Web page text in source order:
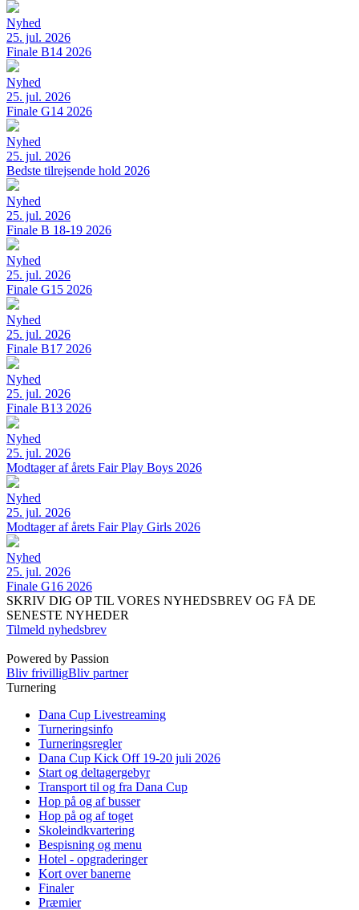
Nyhed
25. jul. 2026
Finale B14 2026
Nyhed
25. jul. 2026
Finale G14 2026
Nyhed
25. jul. 2026
Bedste tilrejsende hold 2026
Nyhed
25. jul. 2026
Finale B 18-19 2026
Nyhed
25. jul. 2026
Finale G15 2026
Nyhed
25. jul. 2026
Finale B17 2026
Nyhed
25. jul. 2026
Finale B13 2026
Nyhed
25. jul. 2026
Modtager af årets Fair Play Boys 2026
Nyhed
25. jul. 2026
Modtager af årets Fair Play Girls 2026
Nyhed
25. jul. 2026
Finale G16 2026
SKRIV DIG OP TIL VORES NYHEDSBREV OG FÅ DE
SENESTE NYHEDER
Tilmeld nyhedsbrev
Powered by Passion
Bliv frivilligBliv partner
Turnering
Dana Cup Livestreaming
Turneringsinfo
Turneringsregler
Dana Cup Kick Off 19-20 juli 2026
Start og deltagergebyr
Transport til og fra Dana Cup
Hop på og af busser
Hop på og af toget
Skoleindkvartering
Bespisning og menu
Hotel - opgraderinger
Kort over banerne
Finaler
Præmier